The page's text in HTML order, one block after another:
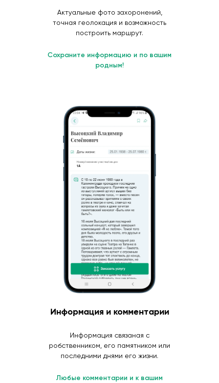
Актуальные фото захоронений,
точная геолокация и возможность
построить маршрут.
Сохраните информацию и по вашим
родным!
Информация и комментарии
Информация связаная с
робственником, его памятником или
последними днями его жизни.
Любые комментарии и к вашим